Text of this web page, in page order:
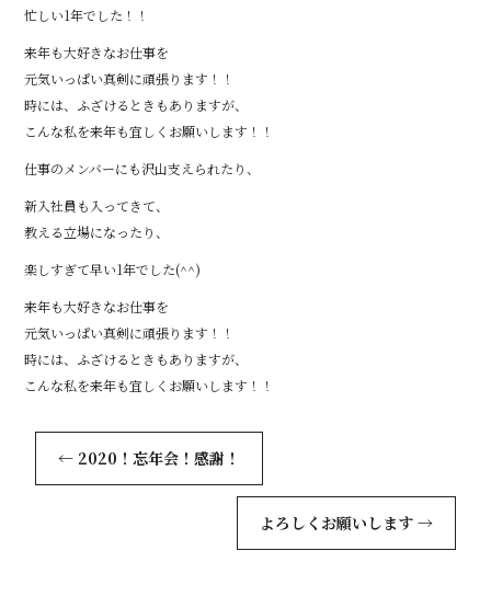
忙しい1年でした！！
来年も大好きなお仕事を
元気いっぱい真剣に頑張ります！！
時には、ふざけるときもありますが、
こんな私を来年も宜しくお願いします！！
仕事のメンバーにも沢山支えられたり、
新入社員も入ってきて、
教える立場になったり、
楽しすぎて早い1年でした(^^)
来年も大好きなお仕事を
元気いっぱい真剣に頑張ります！！
時には、ふざけるときもありますが、
こんな私を来年も宜しくお願いします！！
← 2020！忘年会！感謝！
よろしくお願いします →